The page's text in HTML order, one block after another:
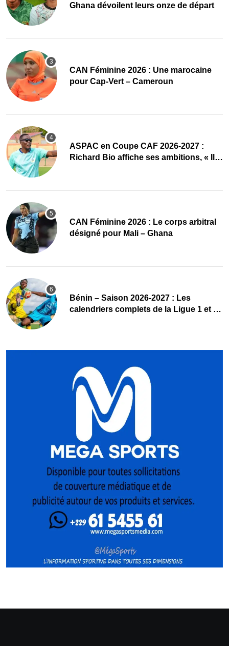
Ghana dévoilent leurs onze de départ
‎CAN Féminine 2026 : Une marocaine
pour Cap-Vert – Cameroun
ASPAC en Coupe CAF 2026-2027 :
Richard Bio affiche ses ambitions, « Il
‎CAN Féminine 2026 : Le corps arbitral
désigné pour Mali – Ghana
Bénin – Saison 2026-2027 : Les
calendriers complets de la Ligue 1 et de